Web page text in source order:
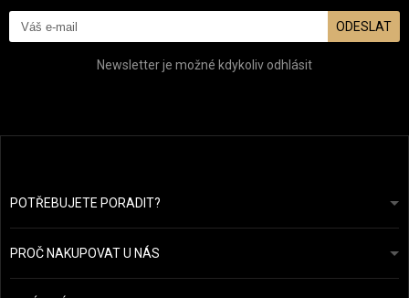
ODESLAT
Newsletter je možné kdykoliv odhlásit
POTŘEBUJETE PORADIT?info@prozdravevlasy.cz
Odpovíme do 24 hodin.
PROČ NAKUPOVAT U NÁS
Obchodní podmínky
Ochrana osobních údajů
Přehled plateb a dopravy
Náš příběh